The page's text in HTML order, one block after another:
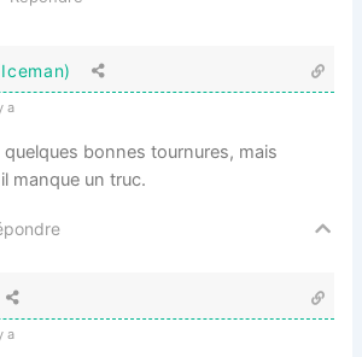
a
quelques bonnes tournures, mais
manque un truc.
a